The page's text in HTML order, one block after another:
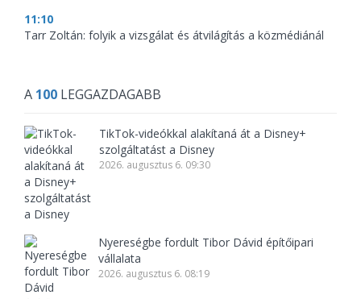
11:10
Tarr Zoltán: folyik a vizsgálat és átvilágítás a közmédiánál
A 100 LEGGAZDAGABB
TikTok-videókkal alakítaná át a Disney+
szolgáltatást a Disney
2026. augusztus 6. 09:30
Nyereségbe fordult Tibor Dávid építőipari
vállalata
2026. augusztus 6. 08:19